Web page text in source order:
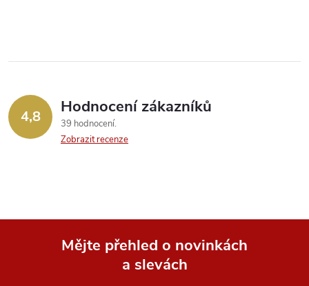
4,8 Hodnocení zákazníků
39 hodnocení
Zobrazit recenze
Mějte přehled o novinkách
a slevách